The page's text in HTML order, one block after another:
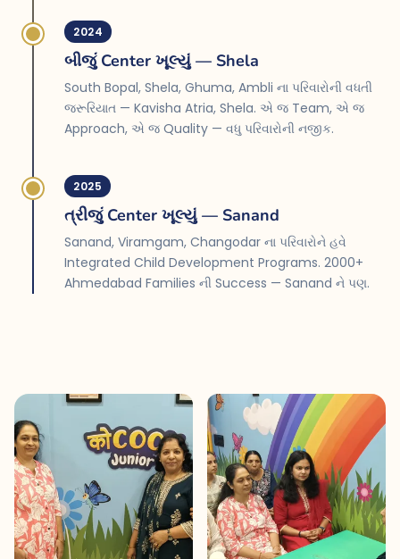
2024
બીજું Center ખૂલ્યું — Shela
South Bopal, Shela, Ghuma, Ambli ના પરિવારોની વધતી
જરૂરિયાત — Kavisha Atria, Shela. એ જ Team, એ જ
Approach, એ જ Quality — વધુ પરિવારોની નજીક.
2025
ત્રીજું Center ખૂલ્યું — Sanand
Sanand, Viramgam, Changodar ના પરિવારોને હવે
Integrated Child Development Programs. 2000+
Ahmedabad Families ની Success — Sanand ને પણ.